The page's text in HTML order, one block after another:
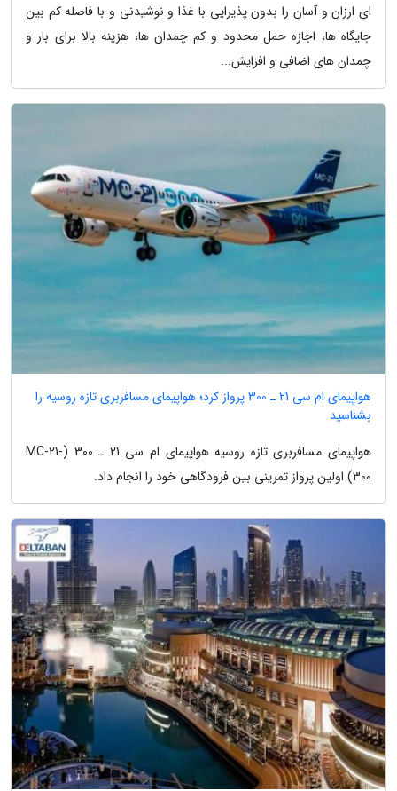
ای ارزان و آسان را بدون پذیرایی با غذا و نوشیدنی و با فاصله کم بین
جایگاه ها، اجازه حمل محدود و کم چمدان ها، هزینه بالا برای بار و
چمدان های اضافی و افزایش...
هواپیمای ام سی 21 ـ 300 پرواز کرد؛ هواپیمای مسافربری تازه روسیه را
بشناسید
هواپیمای مسافربری تازه روسیه هواپیمای ام سی 21 ـ 300 (MC-21-
300) اولین پرواز تمرینی بین فرودگاهی خود را انجام داد.